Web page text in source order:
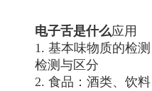
电子舌是什么应用
1. 基本味物质的检
检测与区分
2. 食品：酒类、饮